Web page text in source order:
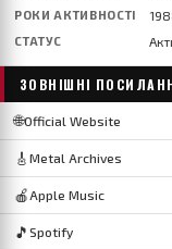
РОКИ АКТИВНОСТІ
СТАТУС
ЗОВНІШНІ
🌐Official Website
🎸 Metal Archives
🍎 Apple Music
🎵 Spotify